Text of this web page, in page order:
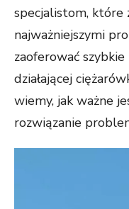
specjalistom, które
najważniejszymi
zaoferować
działającej
wiemy, jak ważne
rozwiązanie